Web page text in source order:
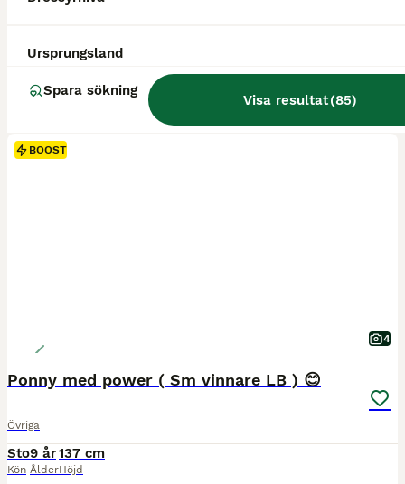
Ursprungsland
Spara sökning
Visa resultat(85)
BOOST
4
Ponny med power ( Sm vinnare LB ) 😊
Övriga
Sto
Kön
9 år
Ålder
137 cm
Höjd